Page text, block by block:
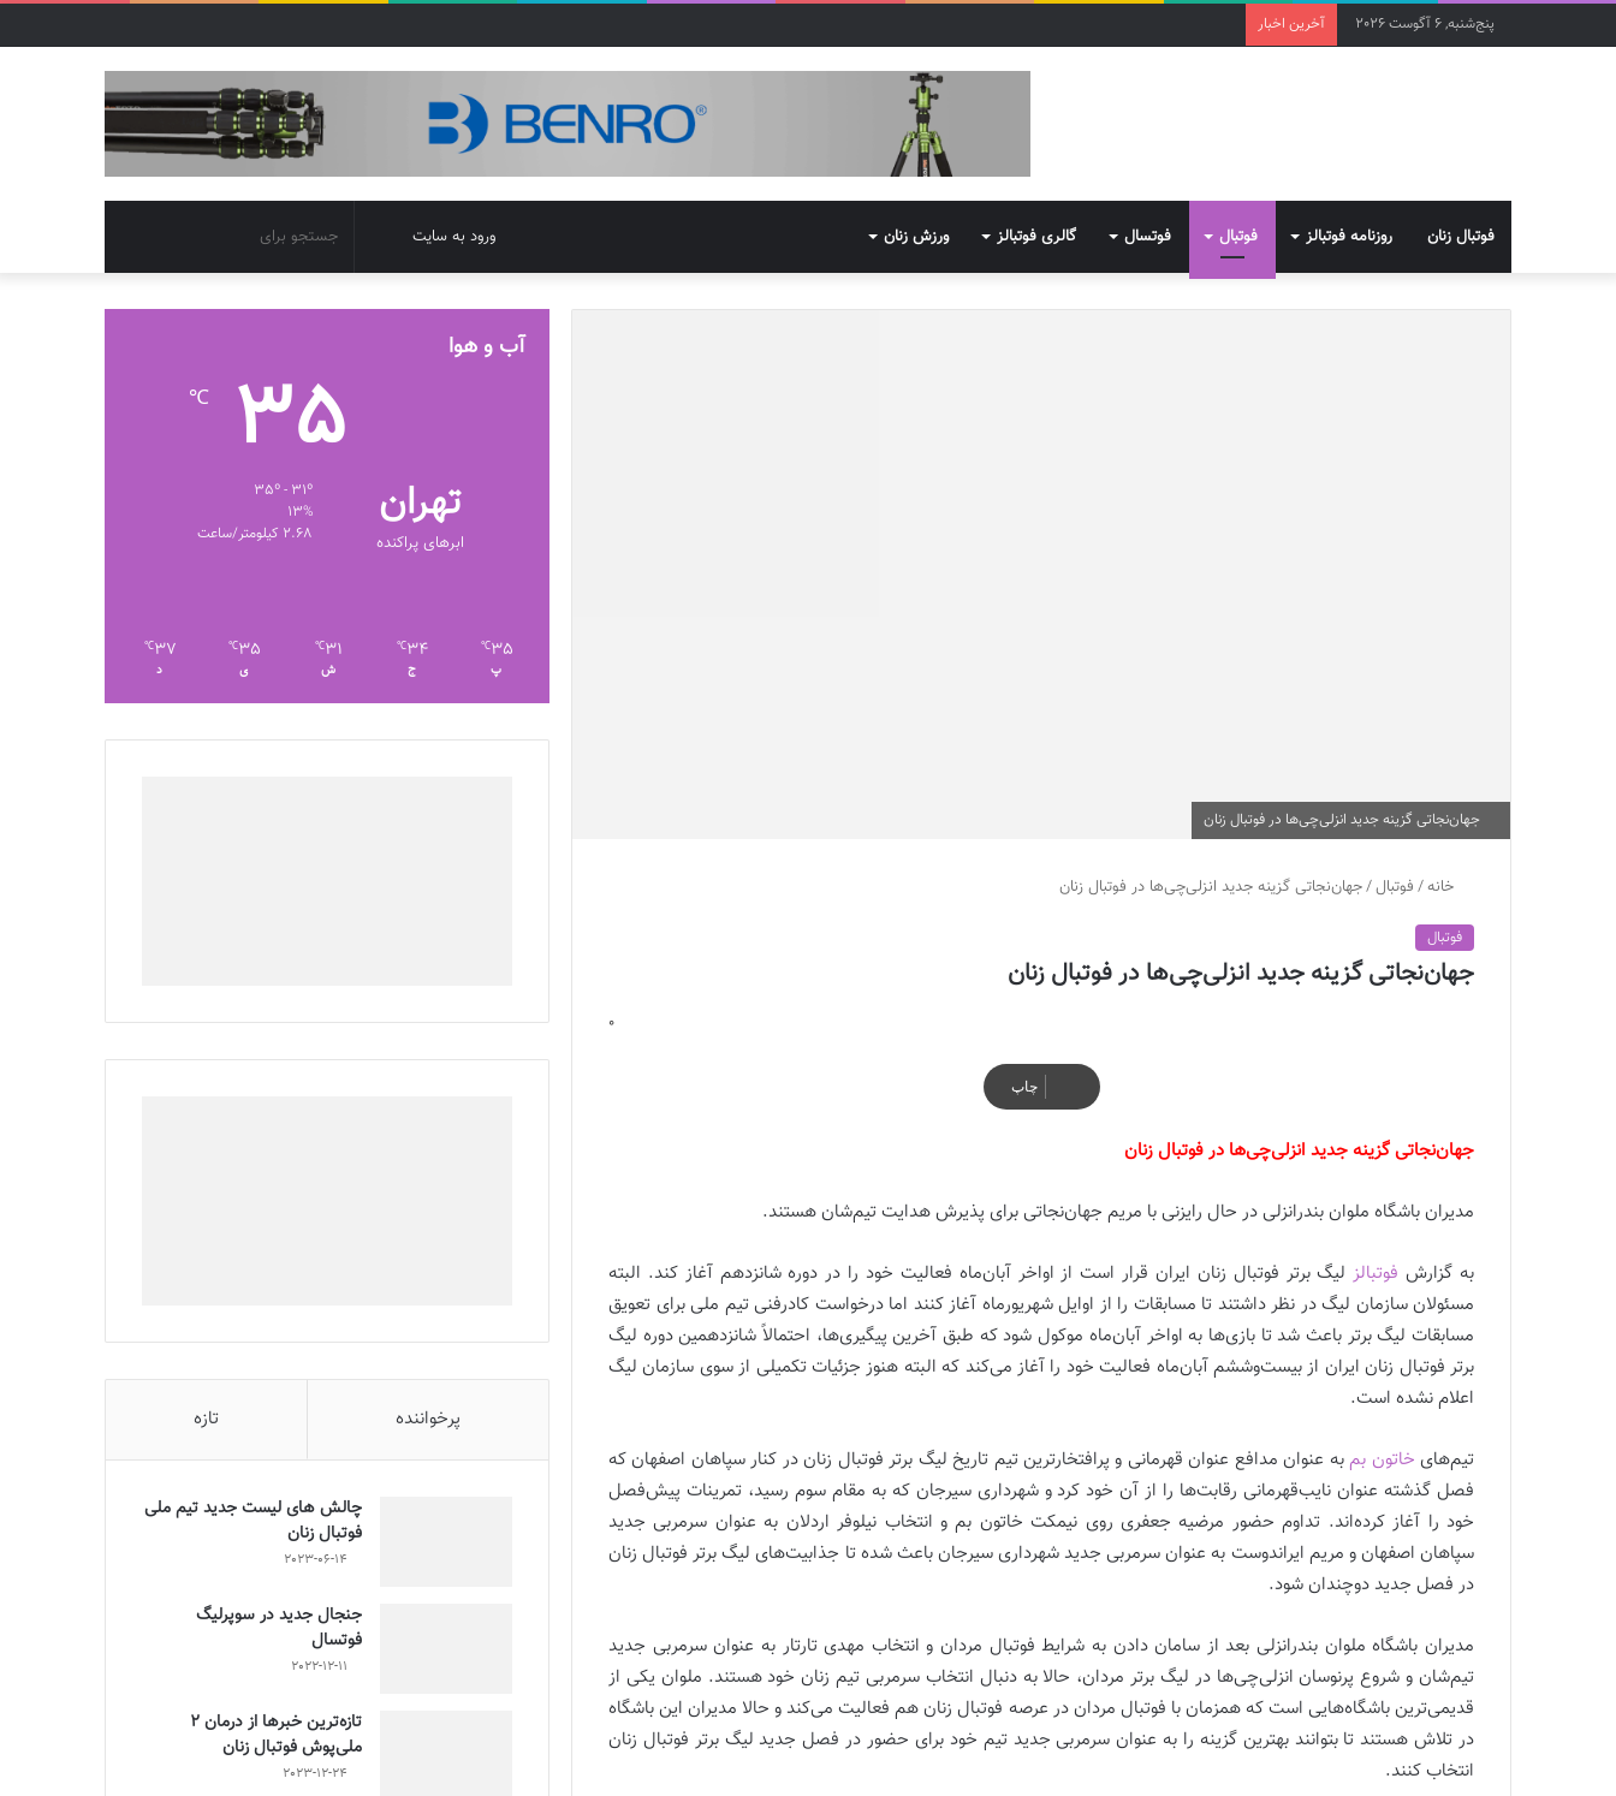
پنج‌شنبه, 6 آگوست 2026 آخرین اخبار
فوتبال زنان روزنامه فوتبالز فوتبال فوتسال گالری فوتبالز ورزش زنان
برای
تغییر
پوسته
ورود به سایت
جهان‌نجاتی گزینه جدید انزلی‌چی‌ها در فوتبال زنان
خانه/ فوتبال/جهان‌نجاتی گزینه جدید انزلی‌چی‌ها در فوتبال زنان
فوتبال
جهان‌نجاتی گزینه جدید انزلی‌چی‌ها در فوتبال زنان
0
چاپ
جهان‌نجاتی گزینه جدید انزلی‌چی‌ها در فوتبال زنان
مدیران باشگاه ملوان بندرانزلی در حال رایزنی با مریم جهان‌نجاتی برای پذیرش هدایت تیم‌شان هستند.
به گزارش فوتبالزلیگ برتر فوتبال زنان ایران قرار است از اواخر آبان‌ماه فعالیت خود را در دوره شانزدهم آغاز کند. البته
مسئولان سازمان لیگ در نظر داشتند تا مسابقات را از اوایل شهریورماه آغاز کنند اما درخواست کادرفنی تیم ملی برای تعویق
مسابقات لیگ برتر باعث شد تا بازی‌ها به اواخر آبان‌ماه موکول شود که طبق آخرین پیگیری‌ها، احتمالاً شانزدهمین دوره لیگ
برتر فوتبال زنان ایران از بیست‌وششم آبان‌ماه فعالیت خود را آغاز می‌کند که البته هنوز جزئیات تکمیلی از سوی سازمان لیگ
اعلام نشده است.
تیم‌های خاتون بمبه عنوان مدافع عنوان قهرمانی و پرافتخارترین تیم تاریخ لیگ برتر فوتبال زنان در کنار سپاهان اصفهان که
فصل گذشته عنوان نایب‌قهرمانی رقابت‌ها را از آن خود کرد و شهرداری سیرجان که به مقام سوم رسید، تمرینات پیش‌فصل
خود را آغاز کرده‌اند. تداوم حضور مرضیه جعفری روی نیمکت خاتون بم و انتخاب نیلوفر اردلان به عنوان سرمربی جدید
سپاهان اصفهان و مریم ایراندوست به عنوان سرمربی جدید شهرداری سیرجان باعث شده تا جذابیت‌های لیگ برتر فوتبال زنان
در فصل جدید دوچندان شود.
مدیران باشگاه ملوان بندرانزلی بعد از سامان دادن به شرایط فوتبال مردان و انتخاب مهدی تارتار به عنوان سرمربی جدید
تیم‌شان و شروع پرنوسان انزلی‌چی‌ها در لیگ برتر مردان، حالا به دنبال انتخاب سرمربی تیم زنان خود هستند. ملوان یکی از
قدیمی‌ترین باشگاه‌هایی است که همزمان با فوتبال مردان در عرصه فوتبال زنان هم فعالیت می‌کند و حالا مدیران این باشگاه
در تلاش هستند تا بتوانند بهترین گزینه را به عنوان سرمربی جدید تیم خود برای حضور در فصل جدید لیگ برتر فوتبال زنان
انتخاب کنند.
آب و هوا
تهران
ابرهای پراکنده
35
℃
35º - 31º
13%
2.68 کیلومتر/ساعت
35
℃
پ
34
℃
ج
31
℃
ش
35
℃
ی
37
℃
د
پرخواننده تازه
چالش هاى ليست جدید تيم ملى
فوتبال زنان
2023-06-14
جنجال جدید در سوپرلیگ
فوتسال
2022-12-11
تازه‌ترین خبرها از درمان ۲
ملی‌پوش فوتبال زنان
2023-12-24